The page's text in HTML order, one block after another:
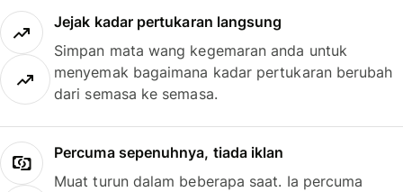
Jejak kadar pertukaran langsung
Simpan mata wang kegemaran anda untuk
menyemak bagaimana kadar pertukaran berubah
dari semasa ke semasa.
Percuma sepenuhnya, tiada iklan
Muat turun dalam beberapa saat. Ia percuma